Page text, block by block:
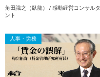
角田識之（臥龍） / 感動経営コンサルタ
ント
人事・労務